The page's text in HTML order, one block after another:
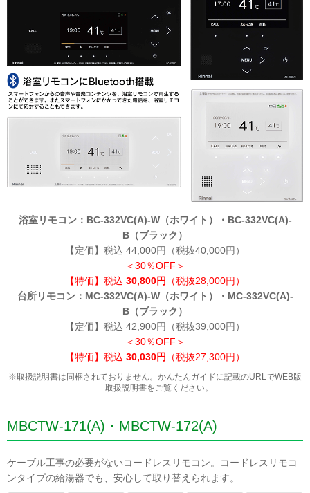
浴室リモコン：BC-332VC(A)-W（ホワイト）・BC-332VC(A)-
B（ブラック）
【定価】税込 44,000円（税抜40,000円）
＜30％OFF＞
【特価】税込 30,800円
（税抜28,000円）
台所リモコン：MC-332VC(A)-W（ホワイト）・MC-332VC(A)-
B（ブラック）
【定価】税込 42,900円（税抜39,000円）
＜30％OFF＞
【特価】税込 30,030円 （税抜27,300円）
※取扱説明書は同梱されておりません。かんたんガイドに記載のURLでWEB版
取扱説明書をご覧ください。
MBCTW-171(A)・MBCTW-172(A)
ケーブル工事の必要がないコードレスリモコン。コードレスリモコ
ンタイプの給湯器でも、安心して取り替えられます。